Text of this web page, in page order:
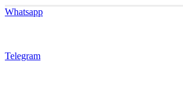
Whatsapp
Telegram